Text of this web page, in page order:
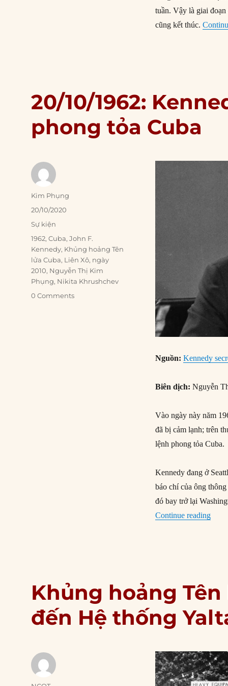
tuần. Vậy là giai
cũng kết thúc.
20/10/1962:
phong tỏa Cuba
Nguồn: Kennedy
Biên dịch: Nguyễn
Vào ngày này năm
đã bị cảm lạnh; trên
lệnh phong tỏa Cuba.
Kennedy đang ở
báo chí của ông
đó bay trở lại
Continue reading“20/
Author
Kim Phụng
Posted
20/10/2020
Categories
Sự kiện
Tags
1962,Cuba,John F.
Kennedy, Khủng hoảng Tên
lửa Cuba, Liên Xô, ngày
2010, Nguyễn Thị Kim
Phụng, Nikita Khrushchev
0 Comments
Khủng hoảng
đến Hệ thống